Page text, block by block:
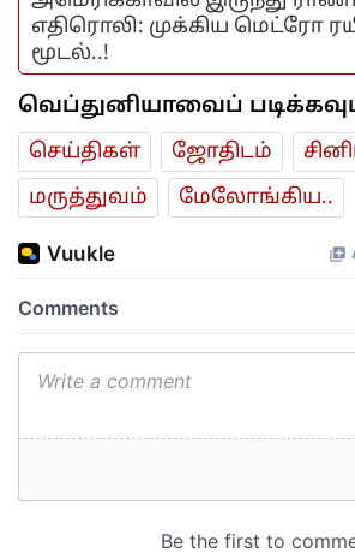
எதிரொலி: முக்கிய மெட்ரோ
மூடல்..!
வெப்துனியாவைப்
செய்திகள் ஜோ‌திட‌ம்
மரு‌த்துவ‌ம்
மேலோங்கிய..